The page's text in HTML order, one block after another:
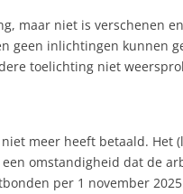
maar niet is verschenen
geen inlichtingen kunnen
toelichting niet
meer heeft betaald. Het
omstandigheid dat de
per 1 november